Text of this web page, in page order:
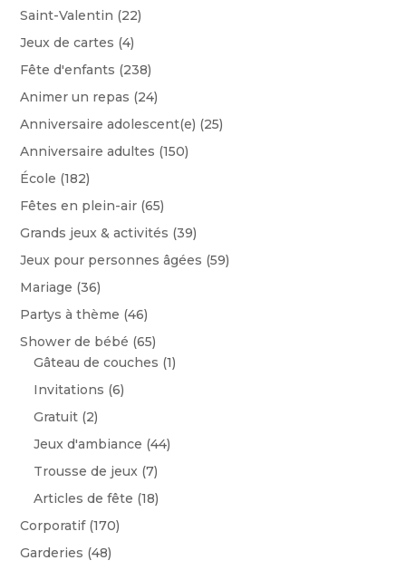
Saint-Valentin (22)
Jeux de cartes (4)
Fête d'enfants (238)
Animer un repas (24)
Anniversaire adolescent(e) (25)
Anniversaire adultes (150)
École (182)
Fêtes en plein-air (65)
Grands jeux & activités (39)
Jeux pour personnes âgées (59)
Mariage (36)
Partys à thème (46)
Shower de bébé (65)
Gâteau de couches (1)
Invitations (6)
Gratuit (2)
Jeux d'ambiance (44)
Trousse de jeux (7)
Articles de fête (18)
Corporatif (170)
Garderies (48)